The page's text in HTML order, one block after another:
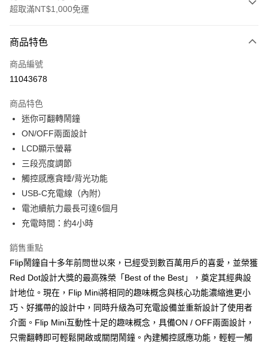
超取滿NT$1,000免運
信用卡一次付款
信用卡分期付款
合作金庫商業銀行
華南商業銀行
上海商業儲蓄銀行
國泰世華商業銀行
臺灣中小企業銀行
匯豐（台灣）商業銀行
聯邦商業銀行
元大商業銀行
玉山商業銀行
台新國際商業銀行
6 期 0 利率 每期
華南商業銀行
上海商業儲蓄銀行
國泰世華商業銀行
臺灣中小企業銀行
匯豐（台灣）商業銀行
聯邦商業銀行
元大商業銀行
玉山商業銀行
台灣樂天信用卡公司
LINE Pay
Apple Pay
ATM付款
運送方式
付款後全家取貨
付款後7-11取貨
每筆NT$80，滿NT$1,000(含以上)免運費
每筆NT$120，滿NT$1,000(含以上)免運費
黑貓宅配(離島)
商品特色
商品編號
11043678
商品特色
迷你可翻轉鬧鐘
ON/OFF兩面設計
LCD顯示螢幕
三段亮度調節
觸控感應貪睡/背光功能
USB-C充電線（內附）
電池續航力最長可達6個月
充電時間：約4小時
銷售重點
Flip鬧鐘自十多年前問世以來，已經受到數百萬用戶的喜愛，並榮獲
Red Dot設計大獎的最高殊榮「Best of the Best」，奠定其經典設
計地位。現在，Flip Mini將相同的趣味概念與核心功能濃縮進更小
巧、好攜帶的設計中，同時升級為可充電設備並重新設計了使用者
介面。Flip Mini互動性十足的趣味概念，具備ON / OFF兩面設計，
只需翻轉即可輕鬆開啟或關閉鬧鐘。內建觸控感應功能，輕輕一觸